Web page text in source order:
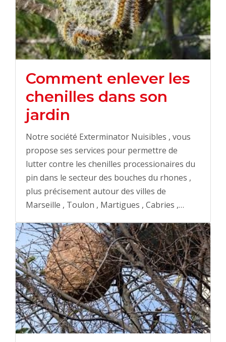
Comment enlever les
chenilles dans son
jardin
Notre société Exterminator Nuisibles , vous
propose ses services pour permettre de
lutter contre les chenilles processionaires du
pin dans le secteur des bouches du rhones ,
plus précisement autour des villes de
Marseille , Toulon , Martigues , Cabries ,…